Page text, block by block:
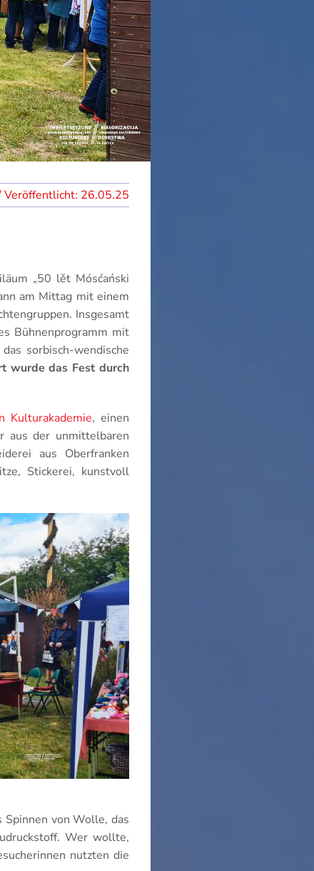
26.05.25
„50 lět Mósćański
am Mittag mit einem
Insgesamt
Bühnenprogramm mit
sorbisch-wendische
wurde das Fest durch
Kulturakademie, einen
aus der unmittelbaren
aus Oberfranken
Stickerei, kunstvoll
Spinnen von Wolle, das
Wer wollte,
nutzten die